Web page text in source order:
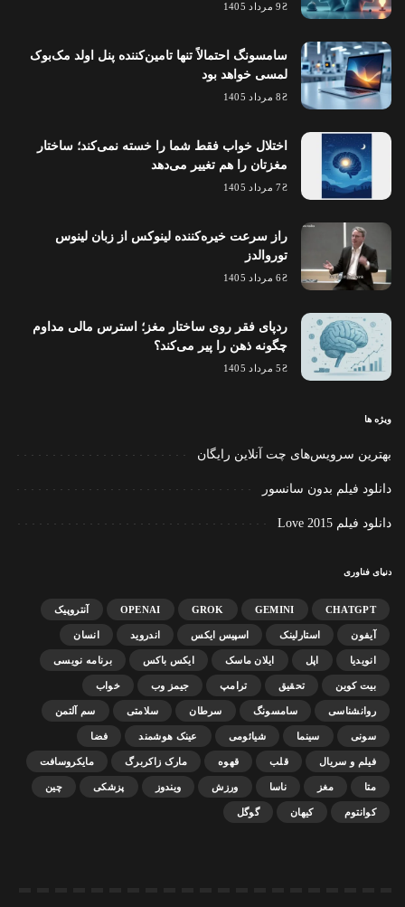
9 مرداد 1405
سامسونگ احتمالاً تنها تامین‌کننده پنل اولد مک‌بوک
لمسی خواهد بود
8 مرداد 1405
اختلال خواب فقط شما را خسته نمی‌کند؛ ساختار
مغزتان را هم تغییر می‌دهد
7 مرداد 1405
راز سرعت خیره‌کننده لینوکس از زبان لینوس
توروالدز
6 مرداد 1405
ردپای فقر روی ساختار مغز؛ استرس مالی مداوم
چگونه ذهن را پیر می‌کند؟
5 مرداد 1405
ویژه ها
بهترین سرویس‌های چت آنلاین رایگان
دانلود فیلم بدون سانسور
دانلود فیلم Love 2015
دنیای فناوری
CHATGPT
GEMINI
GROK
OPENAI آنتروپیک
آیفون استارلینک اسپیس ایکس اندروید انسان
انویدیا اپل ایلان ماسک ایکس باکس برنامه نویسی
بیت کوین تحقیق ترامپ جیمز وب خواب
روانشناسی سامسونگ سرطان سلامتی سم آلتمن
سونی سینما شیائومی عینک هوشمند فضا
فیلم و سریال قلب قهوه مارک زاکربرگ مایکروسافت
متا مغز ناسا ورزش ویندوز پزشکی چین
کوانتوم کیهان گوگل